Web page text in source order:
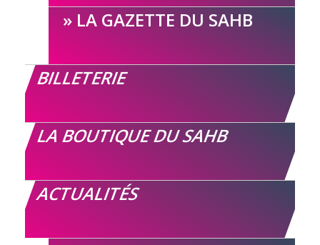
LA GAZETTE DU SAHB
BILLETERIE
LA BOUTIQUE DU SAHB
ACTUALITÉS